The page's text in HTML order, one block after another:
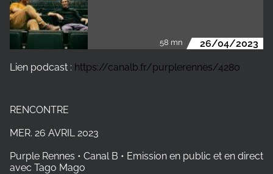
58 mn 26/04/2023
Lien podcast : https://canalb.fr/purplerennes/4280
RENCONTRE
MER. 26 AVRIL 2023
Purple Rennes • Canal B • Emission en public et en direct
avec Tago Mago